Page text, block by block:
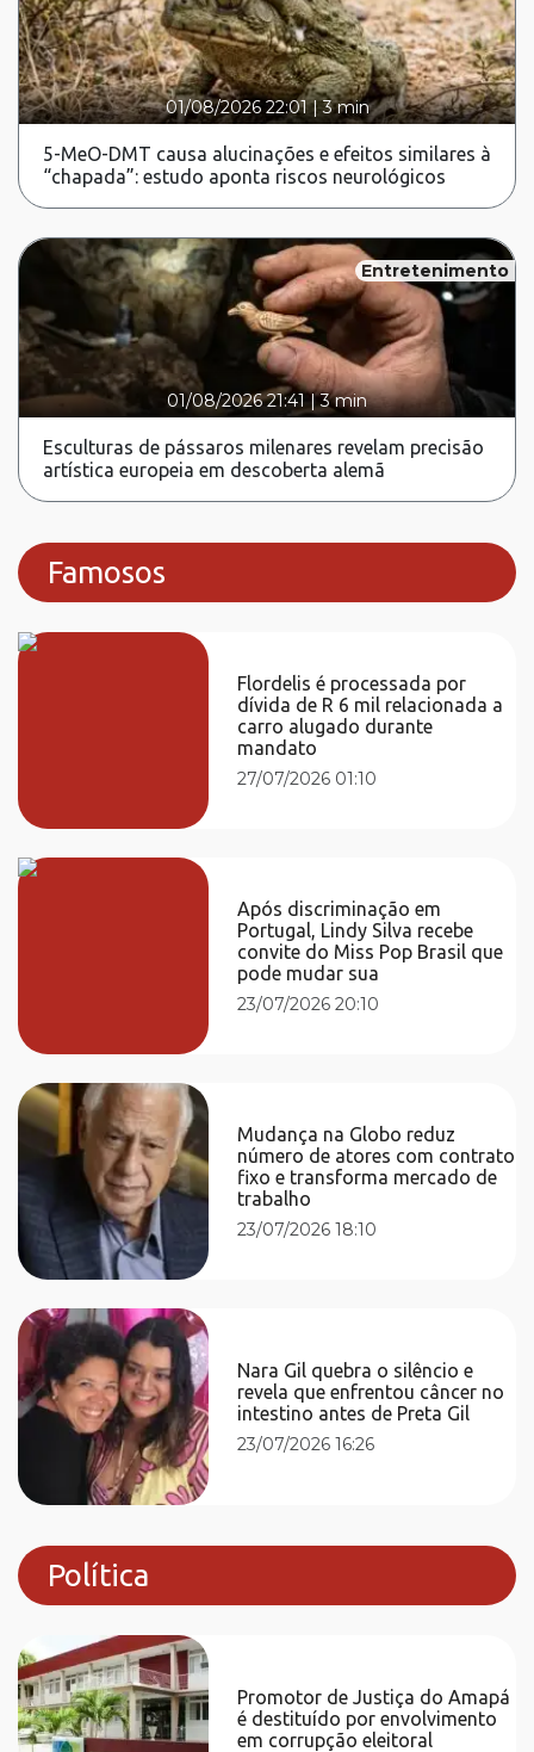
01/08/2026 22:01|3 min
5-MeO-DMT causa alucinações e efeitos similares à
“chapada”: estudo aponta riscos neurológicos
Entretenimento
01/08/2026 21:41 |3 min
Esculturas de pássaros milenares revelam precisão
artística europeia em descoberta alemã
Famosos
Flordelis é processada por
dívida de R 6 mil relacionada a
carro alugado durante
mandato
27/07/2026 01:10
Após discriminação em
Portugal, Lindy Silva recebe
convite do Miss Pop Brasil que
pode mudar sua
23/07/2026 20:10
Mudança na Globo reduz
número de atores com contrato
fixo e transforma mercado de
trabalho
23/07/2026 18:10
Nara Gil quebra o silêncio e
revela que enfrentou câncer no
intestino antes de Preta Gil
23/07/2026 16:26
Política
Promotor de Justiça do Amapá
é destituído por envolvimento
em corrupção eleitoral